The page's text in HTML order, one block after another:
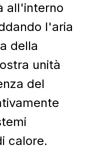
all'interno
l'aria
della
unità
del
calore.